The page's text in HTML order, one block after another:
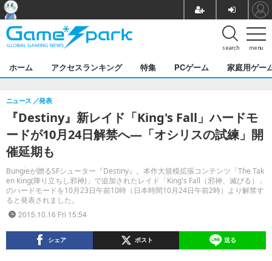
menu
search
ホーム アクセスランキング 特集 PCゲーム 家庭用ゲー
『Destiny』新レイド「King's Fall」ハードモ
ードが10月24日解禁へ―「オシリスの試練」開
催延期も
Bungieが贈るSFシューター『Destiny』。本作大規模拡張コンテンツ「The Tak
en King(降り立ちし邪神)」で追加されたレイド「King's Fall（邪神、滅びる）」
のハードモードを10月23日午前10時（日本時間10月24日午前2時）より解禁す
ると発表されました。
ニュース 発表
2015.10.16 Fri 15:54
シェア ポスト 送る